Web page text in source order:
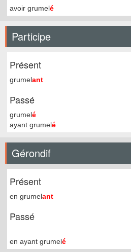
avoir grumelé
Participe
Présent
grumelant
Passé
grumelé
ayant grumelé
Gérondif
Présent
en grumelant
Passé
en ayant grumelé